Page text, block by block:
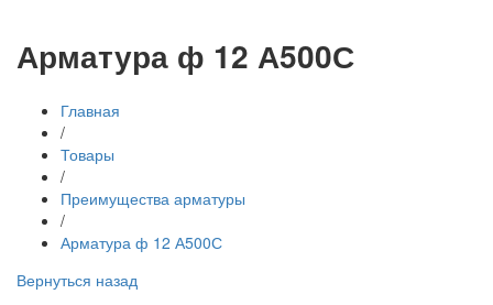
Арматура ф 12 А500С
Главная
/
Товары
/
Преимущества арматуры
/
Арматура ф 12 А500С
Вернуться назад